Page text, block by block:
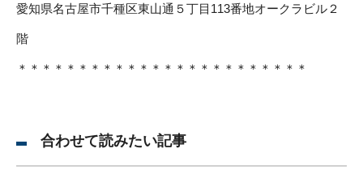
愛知県名古屋市千種区東山通５丁目113番地オークラビル２
階
＊＊＊＊＊＊＊＊＊＊＊＊＊＊＊＊＊＊＊＊＊＊＊＊
合わせて読みたい記事